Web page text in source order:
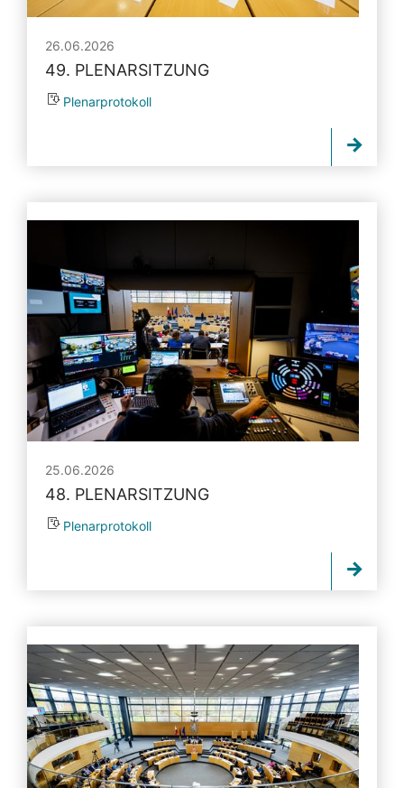
26.06.2026
49. PLENARSITZUNG
Plenarprotokoll
25.06.2026
48. PLENARSITZUNG
Plenarprotokoll